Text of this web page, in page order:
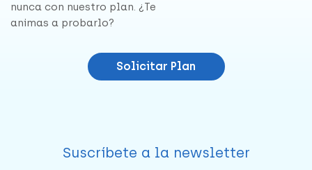
nunca con nuestro plan. ¿Te
animas a probarlo?
Solicitar Plan
Suscríbete a la newsletter